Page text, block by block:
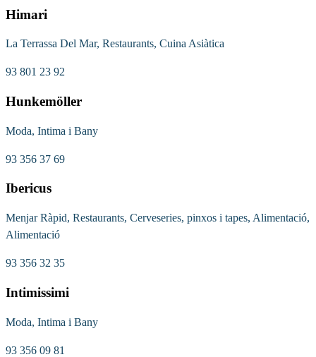
Himari
La Terrassa Del Mar, Restaurants, Cuina Asiàtica
93 801 23 92
Hunkemöller
Moda, Intima i Bany
93 356 37 69
Ibericus
Menjar Ràpid, Restaurants, Cerveseries, pinxos i tapes, Alimentació,
Alimentació
93 356 32 35
Intimissimi
Moda, Intima i Bany
93 356 09 81